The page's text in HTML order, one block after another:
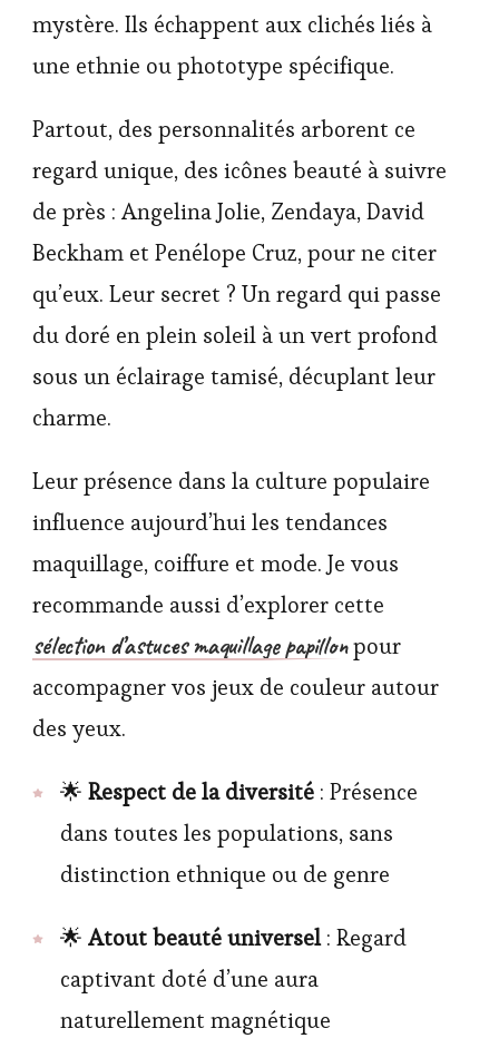
mystère. Ils échappent aux clichés liés à
une ethnie ou phototype spécifique.
Partout, des personnalités arborent ce
regard unique, des icônes beauté à suivre
de près : Angelina Jolie, Zendaya, David
Beckham et Penélope Cruz, pour ne citer
qu’eux. Leur secret ? Un regard qui passe
du doré en plein soleil à un vert profond
sous un éclairage tamisé, décuplant leur
charme.
Leur présence dans la culture populaire
influence aujourd’hui les tendances
maquillage, coiffure et mode. Je vous
recommande aussi d’explorer cette
sélection d’astuces maquillage papillonpour
accompagner vos jeux de couleur autour
des yeux.
🌟 Respect de la diversité : Présence
dans toutes les populations, sans
distinction ethnique ou de genre
🌟 Atout beauté universel: Regard
captivant doté d’une aura
naturellement magnétique